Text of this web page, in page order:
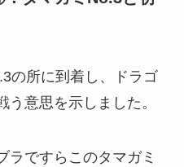
の所に到着し、ドラゴ
う意思を示しました。
ラですらこのタマガミ